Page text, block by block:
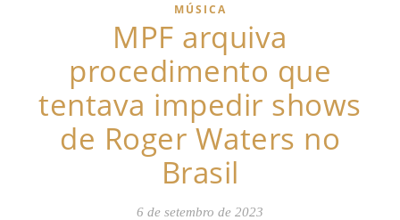
MÚSICA
MPF arquiva
procedimento que
tentava impedir shows
de Roger Waters no
Brasil
6 de setembro de 2023